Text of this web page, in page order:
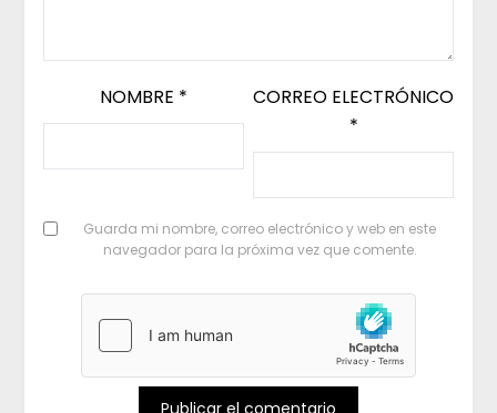
NOMBRE *
CORREO ELECTRÓNICO
*
Guarda mi nombre, correo electrónico y web en este
navegador para la próxima vez que comente.